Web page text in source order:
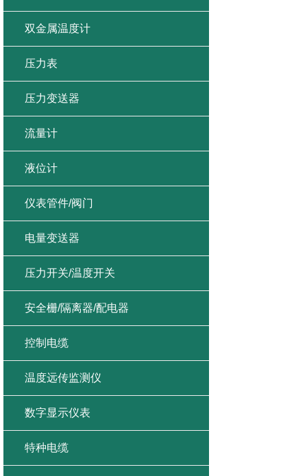
双金属温度计
压力表
压力变送器
流量计
液位计
仪表管件/阀门
电量变送器
压力开关/温度开关
安全栅/隔离器/配电器
控制电缆
温度远传监测仪
数字显示仪表
特种电缆